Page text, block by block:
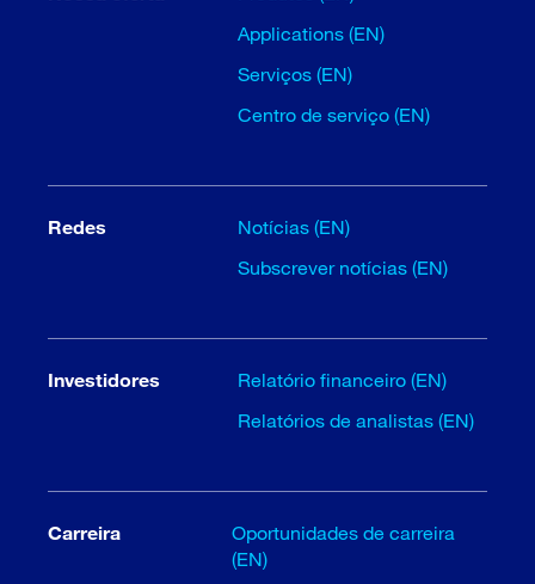
Applications (EN)
Serviços (EN)
Centro de serviço (EN)
Redes
Notícias (EN)
Subscrever notícias (EN)
Investidores
Relatório financeiro (EN)
Relatórios de analistas (EN)
Carreira
Oportunidades de carreira
(EN)